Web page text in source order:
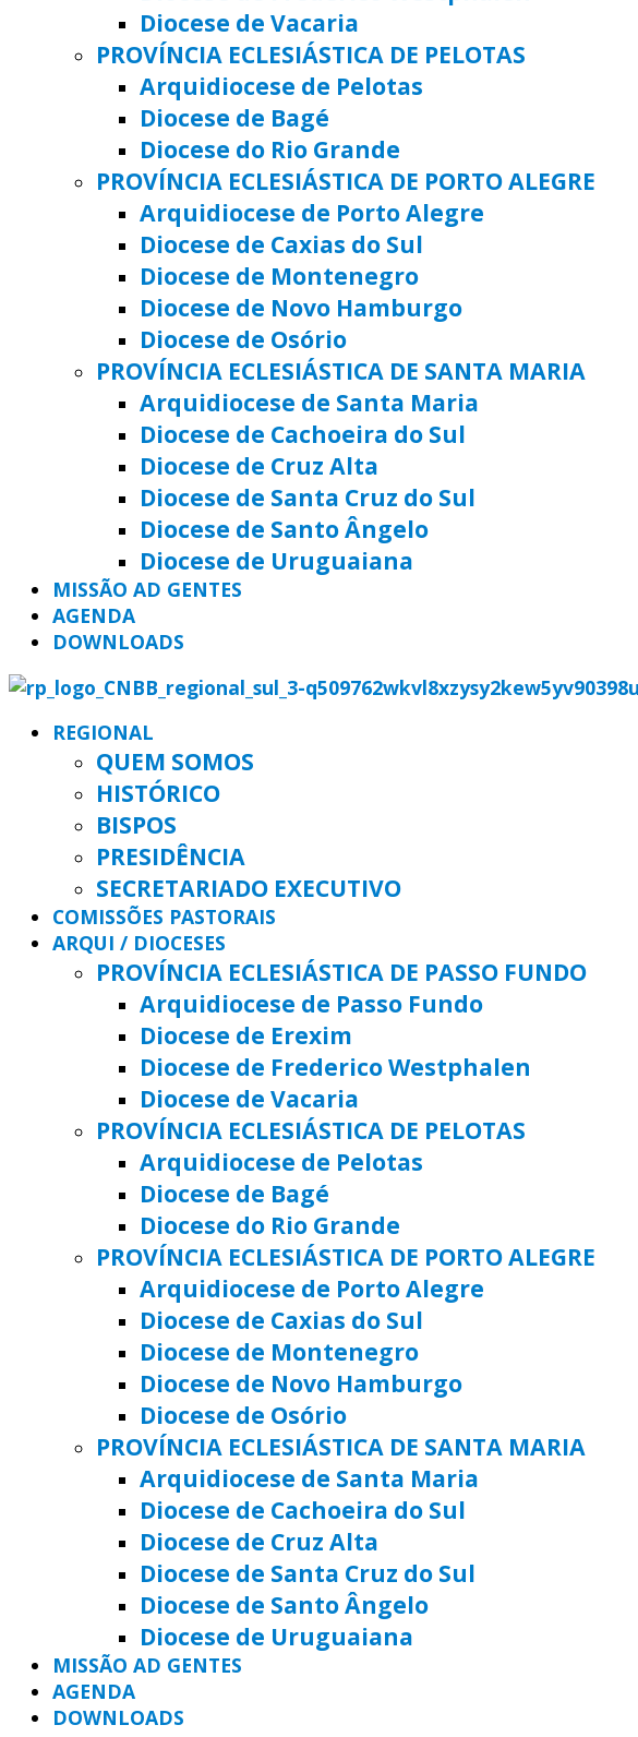
Diocese de Vacaria
PROVÍNCIA ECLESIÁSTICA DE PELOTAS
Arquidiocese de Pelotas
Diocese de Bagé
Diocese do Rio Grande
PROVÍNCIA ECLESIÁSTICA DE PORTO ALEGRE
Arquidiocese de Porto Alegre
Diocese de Caxias do Sul
Diocese de Montenegro
Diocese de Novo Hamburgo
Diocese de Osório
PROVÍNCIA ECLESIÁSTICA DE SANTA MARIA
Arquidiocese de Santa Maria
Diocese de Cachoeira do Sul
Diocese de Cruz Alta
Diocese de Santa Cruz do Sul
Diocese de Santo Ângelo
Diocese de Uruguaiana
MISSÃO AD GENTES
AGENDA
DOWNLOADS
REGIONAL
QUEM SOMOS
HISTÓRICO
BISPOS
PRESIDÊNCIA
SECRETARIADO EXECUTIVO
COMISSÕES PASTORAIS
ARQUI / DIOCESES
PROVÍNCIA ECLESIÁSTICA DE PASSO FUNDO
Arquidiocese de Passo Fundo
Diocese de Erexim
Diocese de Frederico Westphalen
Diocese de Vacaria
PROVÍNCIA ECLESIÁSTICA DE PELOTAS
Arquidiocese de Pelotas
Diocese de Bagé
Diocese do Rio Grande
PROVÍNCIA ECLESIÁSTICA DE PORTO ALEGRE
Arquidiocese de Porto Alegre
Diocese de Caxias do Sul
Diocese de Montenegro
Diocese de Novo Hamburgo
Diocese de Osório
PROVÍNCIA ECLESIÁSTICA DE SANTA MARIA
Arquidiocese de Santa Maria
Diocese de Cachoeira do Sul
Diocese de Cruz Alta
Diocese de Santa Cruz do Sul
Diocese de Santo Ângelo
Diocese de Uruguaiana
MISSÃO AD GENTES
AGENDA
DOWNLOADS